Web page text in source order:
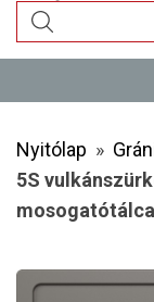
Nyitólap »
5S
mosogatótálca